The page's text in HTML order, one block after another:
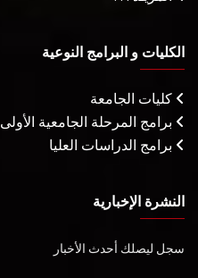
الكليات و البرامج النوعية
كليات الجامعة
برامج المرحلة الجامعية الأولى
برامج الدراسات العليا
النشرة الإخبارية
سجل ليصلك أحدث الأخبار